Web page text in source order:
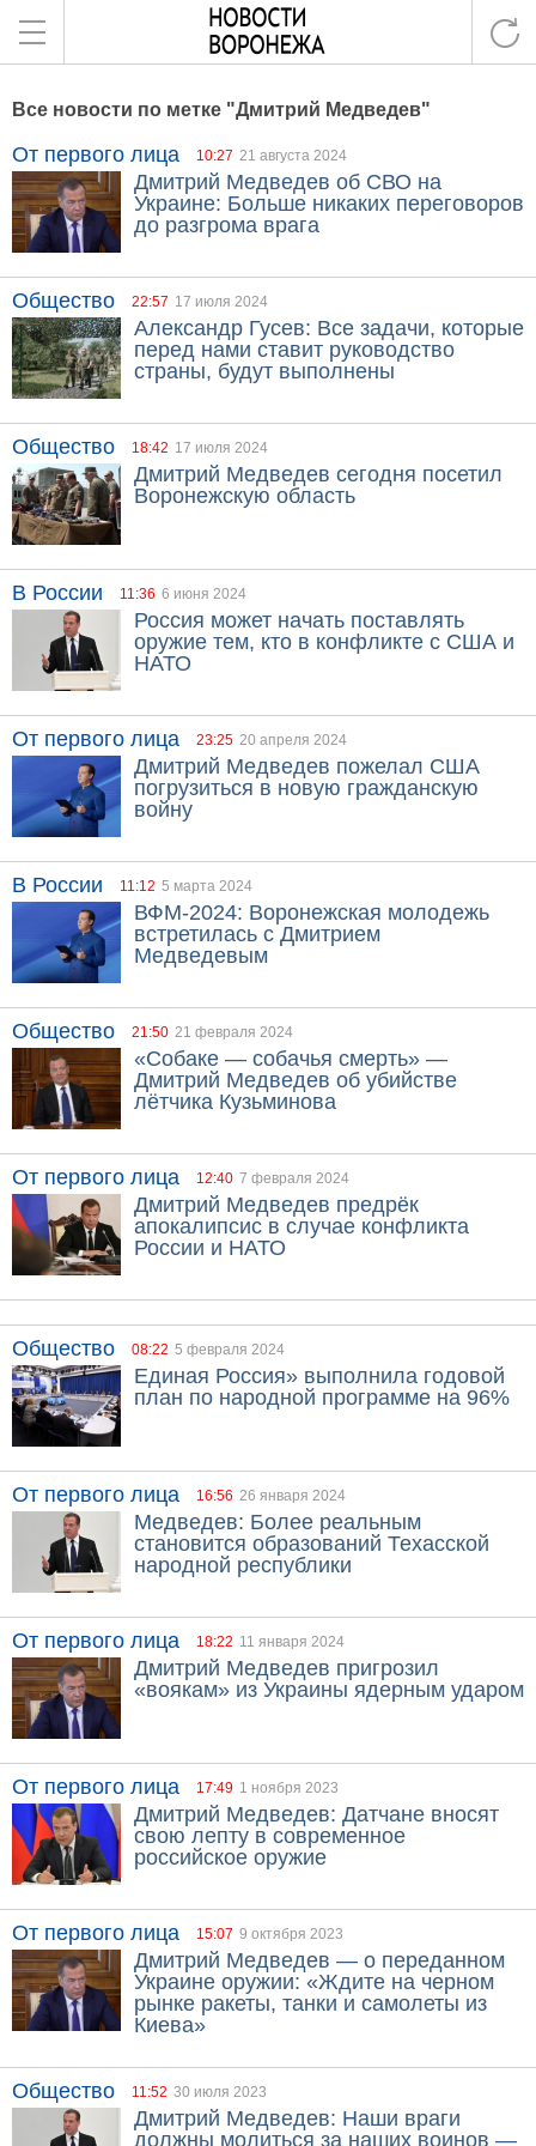
Все новости по метке "Дмитрий Медведев"
От первого лица 10:27 21 августа 2024
Дмитрий Медведев об СВО на
Украине: Больше никаких переговоров
до разгрома врага
Общество 22:57 17 июля 2024
Александр Гусев: Все задачи, которые
перед нами ставит руководство
страны, будут выполнены
Общество 18:42 17 июля 2024
Дмитрий Медведев сегодня посетил
Воронежскую область
В России 11:36 6 июня 2024
Россия может начать поставлять
оружие тем, кто в конфликте с США и
НАТО
От первого лица 23:25 20 апреля 2024
Дмитрий Медведев пожелал США
погрузиться в новую гражданскую
войну
В России 11:12 5 марта 2024
ВФМ-2024: Воронежская молодежь
встретилась с Дмитрием
Медведевым
Общество 21:50 21 февраля 2024
«Собаке — собачья смерть» —
Дмитрий Медведев об убийстве
лётчика Кузьминова
От первого лица 12:40 7 февраля 2024
Дмитрий Медведев предрёк
апокалипсис в случае конфликта
России и НАТО
Общество 08:22 5 февраля 2024
Единая Россия» выполнила годовой
план по народной программе на 96%
От первого лица 16:56 26 января 2024
Медведев: Более реальным
становится образований Техасской
народной республики
От первого лица 18:22 11 января 2024
Дмитрий Медведев пригрозил
«воякам» из Украины ядерным ударом
От первого лица 17:49 1 ноября 2023
Дмитрий Медведев: Датчане вносят
свою лепту в современное
российское оружие
От первого лица 15:07 9 октября 2023
Дмитрий Медведев — о переданном
Украине оружии: «Ждите на черном
рынке ракеты, танки и самолеты из
Киева»
Общество 11:52 30 июля 2023
Дмитрий Медведев: Наши враги
должны молиться за наших воинов —